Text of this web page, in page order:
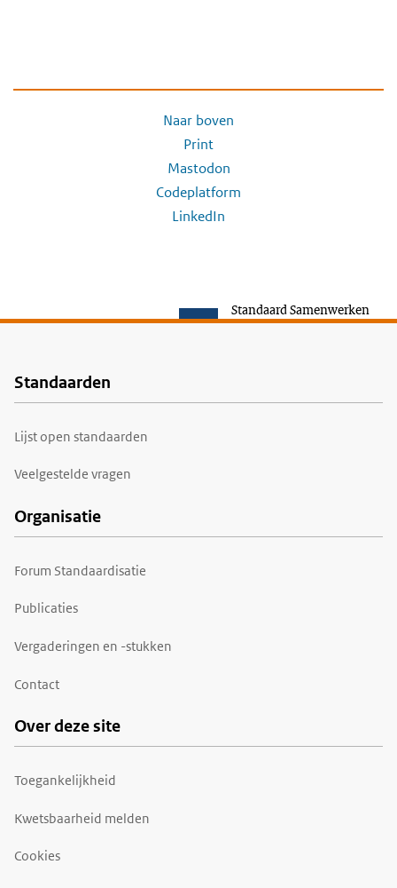
Naar boven
Print
Mastodon
Codeplatform
LinkedIn
Standaard Samenwerken
Voet
Standaarden
Lijst open standaarden
Veelgestelde vragen
Organisatie
Forum Standaardisatie
Publicaties
Vergaderingen en -stukken
Contact
Over deze site
Toegankelijkheid
Kwetsbaarheid melden
Cookies